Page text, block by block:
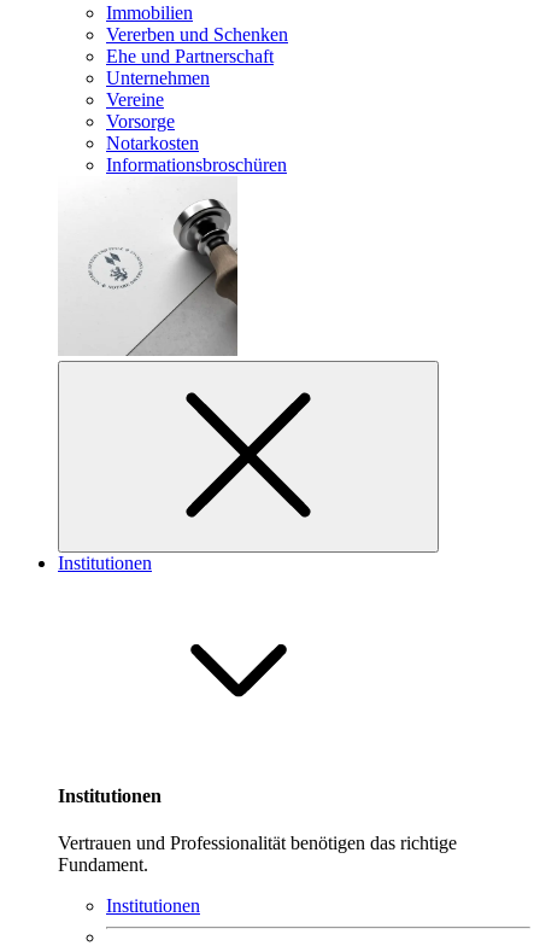
Immobilien
Vererben und Schenken
Ehe und Partnerschaft
Unternehmen
Vereine
Vorsorge
Notarkosten
Informationsbroschüren
Institutionen
Institutionen
Vertrauen und Professionalität benötigen das richtige
Fundament.
Institutionen